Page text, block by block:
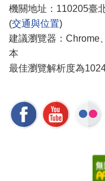
機關地址：110205臺
(交通與位置)
建議瀏覽器：Chrome
本
最佳瀏覽解析度為